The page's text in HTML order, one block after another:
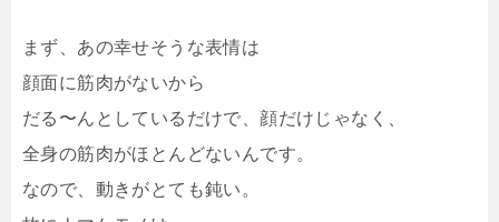
まず、あの幸せそうな表情は
顔面に筋肉がないから
だる〜んとしているだけで、顔だけじゃなく、
全身の筋肉がほとんどないんです。
なので、動きがとても鈍い。